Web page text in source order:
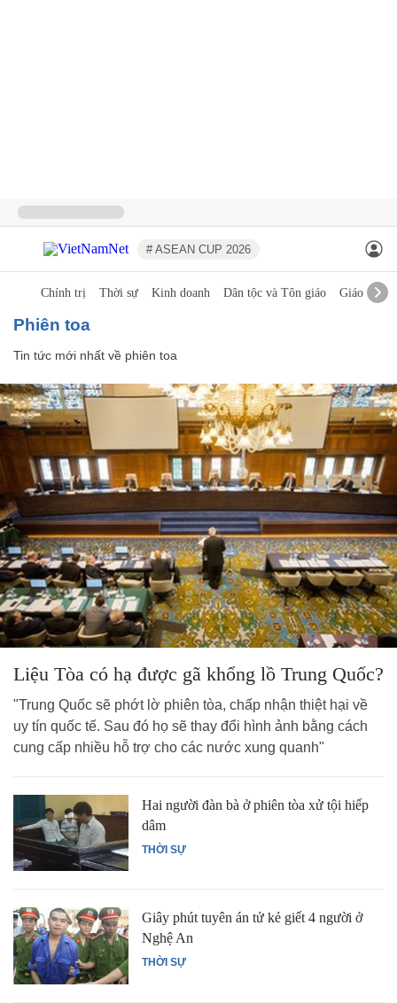
# ASEAN CUP 2026
Chính trị Thời sự Kinh doanh Dân tộc và Tôn giáo Giáo dục
phiên toa
Tin tức mới nhất về phiên toa
Liệu Tòa có hạ được gã khổng lồ Trung Quốc?
"Trung Quốc sẽ phớt lờ phiên tòa, chấp nhận thiệt hại về
uy tín quốc tế. Sau đó họ sẽ thay đổi hình ảnh bằng cách
cung cấp nhiều hỗ trợ cho các nước xung quanh"
THỜI SỰ
Hai người đàn bà ở phiên tòa xử tội hiếp
dâm
THỜI SỰ
Giây phút tuyên án tử kẻ giết 4 người ở
Nghệ An